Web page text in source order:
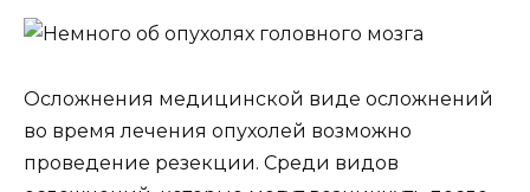
Осложнения медицинской виде осложнений
во время лечения опухолей возможно
проведение резекции. Среди видов